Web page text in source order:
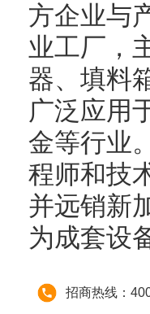
方企业与
业工厂，
器、填料
广泛应用
金等行业
程师和技
并远销新
为成套设
招商热线：